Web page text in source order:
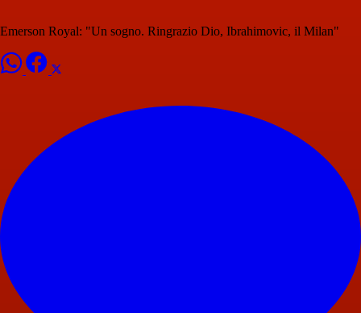
Emerson Royal: "Un sogno. Ringrazio Dio, Ibrahimovic, il Milan"